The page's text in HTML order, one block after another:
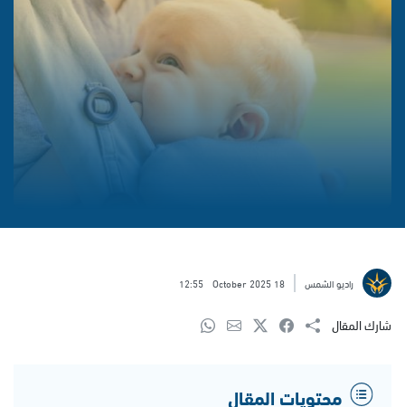
راديو الشمس 18 October 2025
12:55
شارك المقال
محتويات المقال